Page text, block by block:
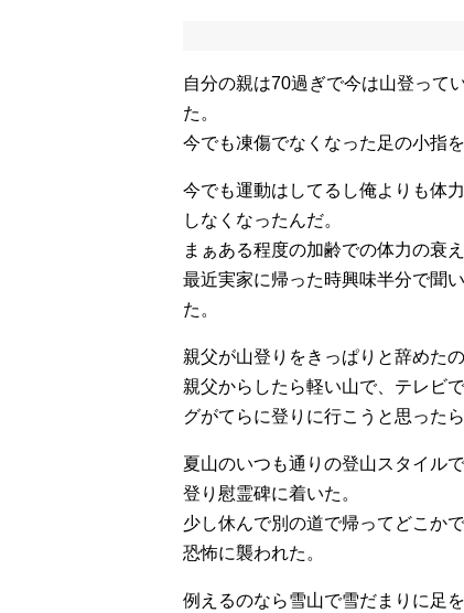
自分の親は70過ぎで今は山登って
た。
今でも凍傷でなくなった足の小指
今でも運動はしてるし俺よりも体
しなくなったんだ。
まぁある程度の加齢での体力の衰
最近実家に帰った時興味半分で聞
た。
親父が山登りをきっぱりと辞めた
親父からしたら軽い山で、テレビ
グがてらに登りに行こうと思ったら
夏山のいつも通りの登山スタイル
登り慰霊碑に着いた。
少し休んで別の道で帰ってどこか
恐怖に襲われた。
例えるのなら雪山で雪だまりに足